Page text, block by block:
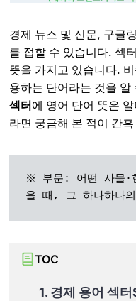
경제 뉴스 및 신문, 구글
를 접할 수 있습니다. 섹
뜻을 가지고 있습니다.
용하는 단어라는 것을
섹터에 영어 단어 뜻은
라면 궁금해 본 적이 간
※ 부문: 어떤 사물·
을 때, 그 하나하나
TOC
1. 경제 용어 섹